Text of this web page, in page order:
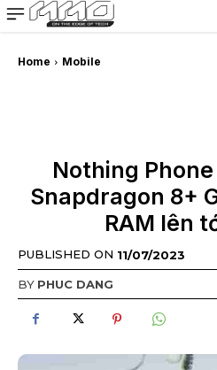
MMOSITE - Thông
Bài viết nổi bật
Home Mobile
Nothing
Snapdragon 8+
RAM lên
PUBLISHED ON 11/07/2023
BY PHUC DANG